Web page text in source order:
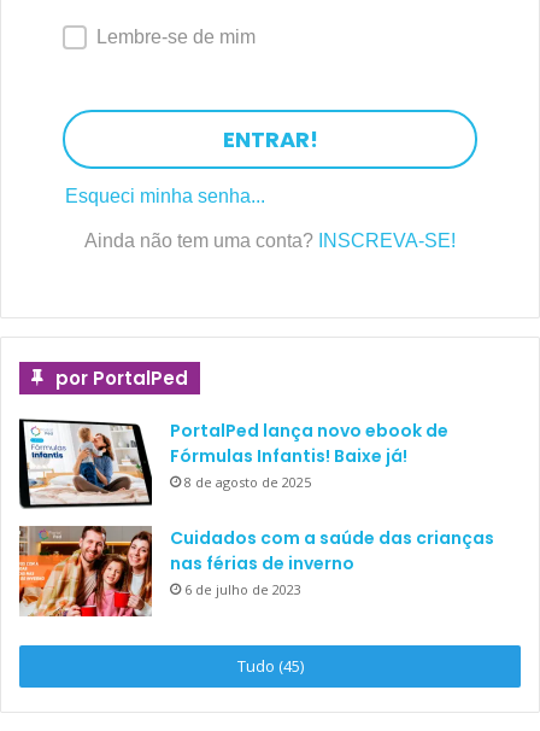
Lembre-se de mim
ENTRAR!
Esqueci minha senha...
Ainda não tem uma conta? INSCREVA-SE!
por PortalPed
PortalPed lança novo ebook de
Fórmulas Infantis! Baixe já!
8 de agosto de 2025
Cuidados com a saúde das crianças
nas férias de inverno
6 de julho de 2023
Tudo (45)